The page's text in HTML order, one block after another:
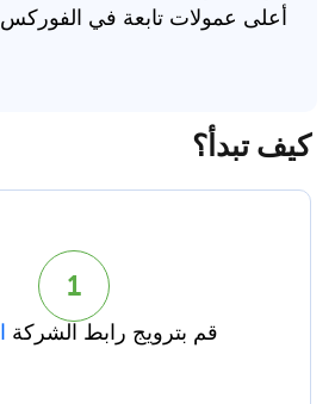
أعلى عمولات تابعة في الفوركس
كيف تبدأ؟
1
قم بترويج رابط الشركة